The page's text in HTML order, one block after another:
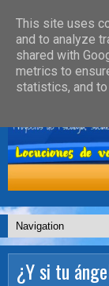
¿Y si tu
This site uses
and to analyze
shared with
metrics to
statistics, and